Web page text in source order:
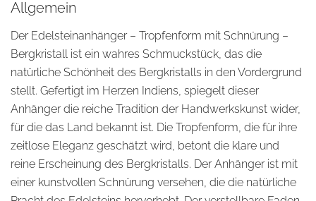
Allgemein
Der Edelsteinanhänger – Tropfenform mit Schnürung –
Bergkristall ist ein wahres Schmuckstück, das die
natürliche Schönheit des Bergkristalls in den Vordergrund
stellt. Gefertigt im Herzen Indiens, spiegelt dieser
Anhänger die reiche Tradition der Handwerkskunst wider,
für die das Land bekannt ist. Die Tropfenform, die für ihre
zeitlose Eleganz geschätzt wird, betont die klare und
reine Erscheinung des Bergkristalls. Der Anhänger ist mit
einer kunstvollen Schnürung versehen, die die natürliche